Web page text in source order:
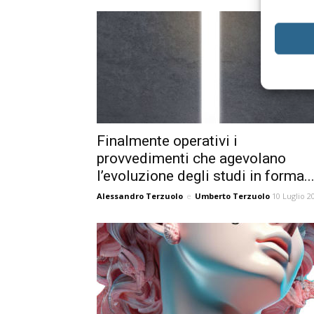
Finalmente operativi i
provvedimenti che agevolano
l’evoluzione degli studi in forma...
Alessandro Terzuolo e Umberto Terzuolo 10 Luglio